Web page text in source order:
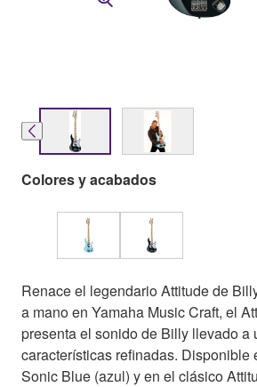
Colores y acabados
Renace el legendario Attitude de
a mano en Yamaha Music Craft, el
presenta el sonido de Billy llevado a
características refinadas. Disponible
Sonic Blue (azul) y en el clásico